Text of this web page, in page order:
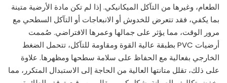
الطعام، وغيرها من التآكل الميكانيكي. إذا لم تكن مادة الأرضية متينة
بما يكفي، فقد تتعرض للخدوش أو الانبعاجات أو التآكل السطحي مع
مرور الوقت، مما يؤثر على جمالها وعمرها الافتراضي. صُممت
أرضيات PVC بطبقة عالية القوة ومقاومة للتآكل، تتحمل الضغط
الخارجي بفعالية مع الحفاظ على سلامة سطحها ومظهرها. علاوة
على ذلك، تقلل متانتها العالية من الحاجة إلى الاستبدال المتكرر، مما